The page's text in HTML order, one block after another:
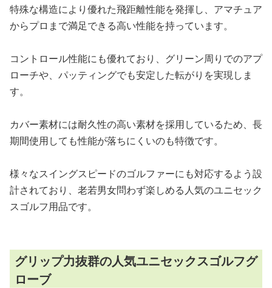
特殊な構造により優れた飛距離性能を発揮し、アマチュア
からプロまで満足できる高い性能を持っています。
コントロール性能にも優れており、グリーン周りでのアプ
ローチや、パッティングでも安定した転がりを実現しま
す。
カバー素材には耐久性の高い素材を採用しているため、長
期間使用しても性能が落ちにくいのも特徴です。
様々なスイングスピードのゴルファーにも対応するよう設
計されており、老若男女問わず楽しめる人気のユニセック
スゴルフ用品です。
グリップ力抜群の人気ユニセックスゴルフグ
ローブ